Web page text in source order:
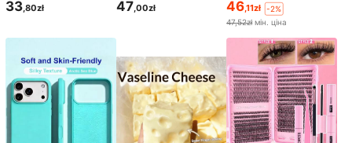
33,80zł 47,00zł 46,11zł
-2%
47,52zł мін. ціна